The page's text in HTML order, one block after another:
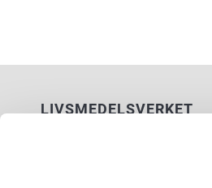
LIVSMEDELSVERKET